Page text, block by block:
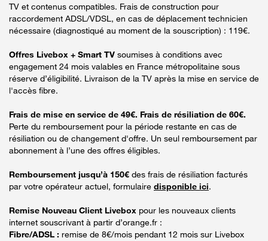
TV et contenus compatibles. Frais de construction pour
raccordement ADSL/VDSL, en cas de déplacement technicien
nécessaire (diagnostiqué au moment de la souscription) : 119€.
Offres Livebox + Smart TV soumises à conditions avec
engagement 24 mois valables en France métropolitaine sous
réserve d’éligibilité. Livraison de la TV après la mise en service de
l'accès fibre.
Frais de mise en service de 49€. Frais de résiliation de 60€.
Perte du remboursement pour la période restante en cas de
résiliation ou de changement d'offre. Un seul remboursement par
abonnement à l’une des offres éligibles.
Remboursement jusqu’à 150€ des frais de résiliation facturés
par votre opérateur actuel, formulaire disponible ici.
Remise Nouveau Client Livebox pour les nouveaux clients
internet souscrivant à partir d’orange.fr :
Fibre/ADSL : remise de 8€/mois pendant 12 mois sur Livebox